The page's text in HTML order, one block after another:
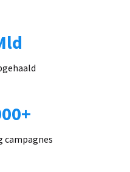
campagnes